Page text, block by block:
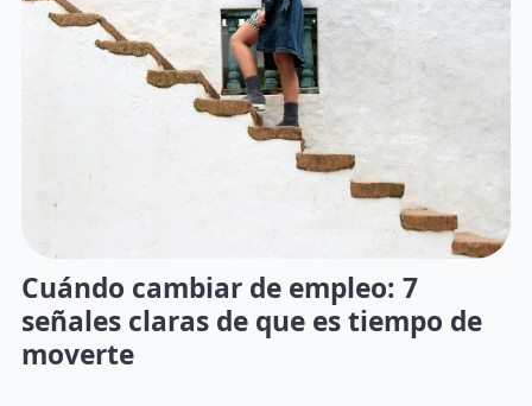
Cuándo cambiar de empleo: 7
señales claras de que es tiempo de
moverte